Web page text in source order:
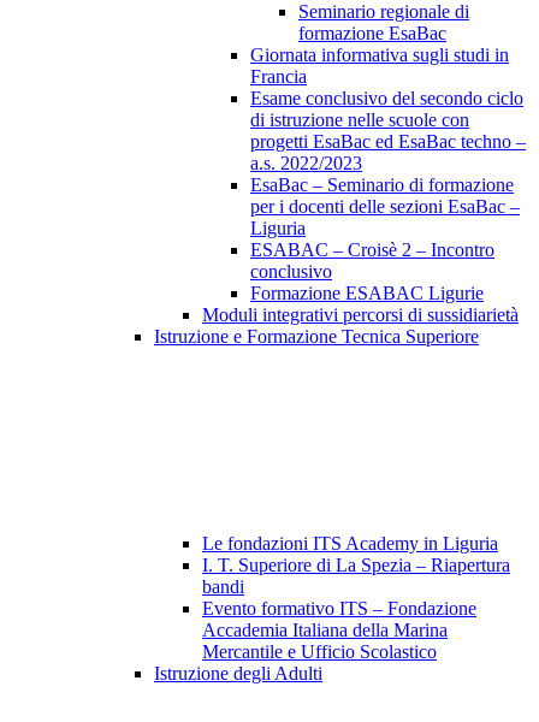
Seminario regionale di
formazione EsaBac
Giornata informativa sugli studi in
Francia
Esame conclusivo del secondo ciclo
di istruzione nelle scuole con
progetti EsaBac ed EsaBac techno –
a.s. 2022/2023
EsaBac – Seminario di formazione
per i docenti delle sezioni EsaBac –
Liguria
ESABAC – Croisè 2 – Incontro
conclusivo
Formazione ESABAC Ligurie
Moduli integrativi percorsi di sussidiarietà
Istruzione e Formazione Tecnica Superiore
Le fondazioni ITS Academy in Liguria
I. T. Superiore di La Spezia – Riapertura
bandi
Evento formativo ITS – Fondazione
Accademia Italiana della Marina
Mercantile e Ufficio Scolastico
Istruzione degli Adulti